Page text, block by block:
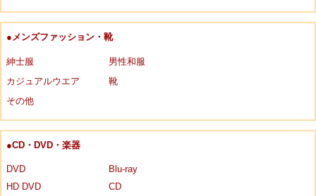
●メンズファッション・靴
紳士服
男性和服
カジュアルウエア
靴
その他
●CD・DVD・楽器
DVD
Blu-ray
HD DVD
CD